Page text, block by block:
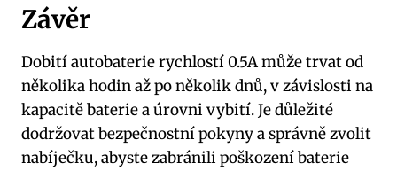
Závěr
Dobití autobaterie rychlostí 0.5A může trvat od
několika hodin až po několik dnů, v závislosti na
kapacitě baterie a úrovni vybití. Je důležité
dodržovat bezpečnostní pokyny a správně zvolit
nabíječku, abyste zabránili poškození baterie